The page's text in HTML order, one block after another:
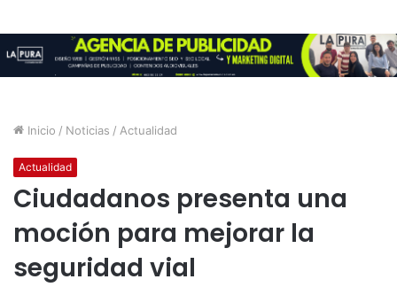
Inicio / Noticias / Actualidad
Actualidad
Ciudadanos presenta una
moción para mejorar la
seguridad vial